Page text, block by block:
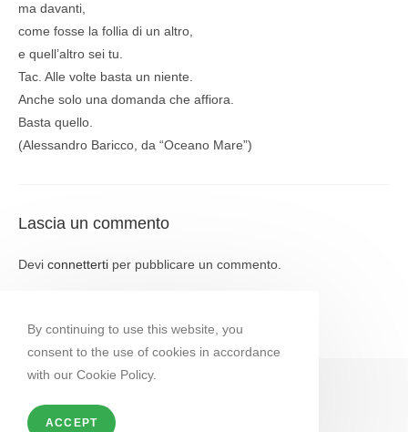
ma davanti,
come fosse la follia di un altro,
e quell’altro sei tu.
Tac. Alle volte basta un niente.
Anche solo una domanda che affiora.
Basta quello.
(Alessandro Baricco, da “Oceano Mare”)
Lascia un commento
Devi connetterti per pubblicare un commento.
By continuing to use this website, you
consent to the use of cookies in accordance
with our Cookie Policy.
ACCEPT